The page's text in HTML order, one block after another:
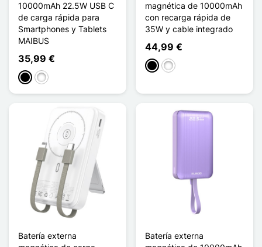
10000mAh 22.5W USB C
de carga rápida para
Smartphones y Tablets
MAIBUS
35,99 €
NegroBlanco
magnética de 10000mAh
con recarga rápida de
35W y cable integrado
44,99 €
NegroBlanco
Batería externa
Batería externa